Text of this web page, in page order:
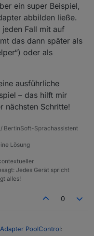
ein super Beispiel,
abbilden ließe.
Fall mit auf
das dann später als
oder als
ausführliche
– das hilft mir
nächsten Schritte!
BertinSoft-Sprachassistent
Lösung
Jedes Gerät spricht
alles!
0
PoolControl: